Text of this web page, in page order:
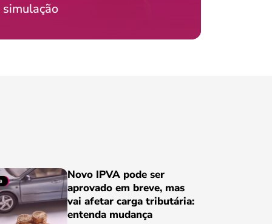
simulação
Novo IPVA pode ser
aprovado em breve, mas
vai afetar carga tributária:
entenda mudança